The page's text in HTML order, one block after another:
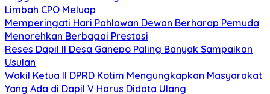
Limbah CPO Meluap
Memperingati Hari Pahlawan Dewan Berharap Pemuda
Menorehkan Berbagai Prestasi
Reses Dapil II Desa Ganepo Paling Banyak Sampaikan
Usulan
Wakil Ketua II DPRD Kotim Mengungkapkan Masyarakat
Yang Ada di Dapil V Harus Didata Ulang